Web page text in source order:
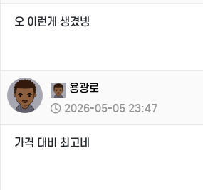
오 이런게 생겼넹
용광로
2026-05-05 23:47
가격 대비 최고네